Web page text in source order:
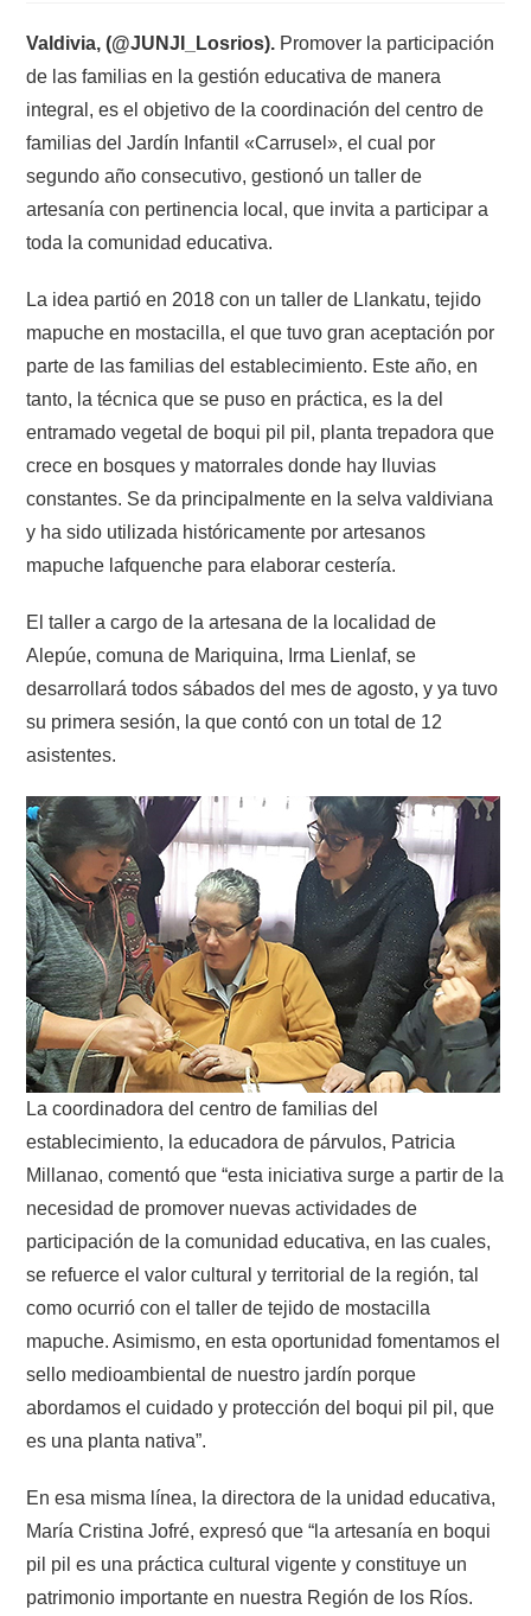
Valdivia, (@JUNJI_Losrios). Promover la participación
de las familias en la gestión educativa de manera
integral, es el objetivo de la coordinación del centro de
familias del Jardín Infantil «Carrusel», el cual por
segundo año consecutivo, gestionó un taller de
artesanía con pertinencia local, que invita a participar a
toda la comunidad educativa.
La idea partió en 2018 con un taller de Llankatu, tejido
mapuche en mostacilla, el que tuvo gran aceptación por
parte de las familias del establecimiento. Este año, en
tanto, la técnica que se puso en práctica, es la del
entramado vegetal de boqui pil pil, planta trepadora que
crece en bosques y matorrales donde hay lluvias
constantes. Se da principalmente en la selva valdiviana
y ha sido utilizada históricamente por artesanos
mapuche lafquenche para elaborar cestería.
El taller a cargo de la artesana de la localidad de
Alepúe, comuna de Mariquina, Irma Lienlaf, se
desarrollará todos sábados del mes de agosto, y ya tuvo
su primera sesión, la que contó con un total de 12
asistentes.
La coordinadora del centro de familias del
establecimiento, la educadora de párvulos, Patricia
Millanao, comentó que “esta iniciativa surge a partir de la
necesidad de promover nuevas actividades de
participación de la comunidad educativa, en las cuales,
se refuerce el valor cultural y territorial de la región, tal
como ocurrió con el taller de tejido de mostacilla
mapuche. Asimismo, en esta oportunidad fomentamos el
sello medioambiental de nuestro jardín porque
abordamos el cuidado y protección del boqui pil pil, que
es una planta nativa”.
En esa misma línea, la directora de la unidad educativa,
María Cristina Jofré, expresó que “la artesanía en boqui
pil pil es una práctica cultural vigente y constituye un
patrimonio importante en nuestra Región de los Ríos.